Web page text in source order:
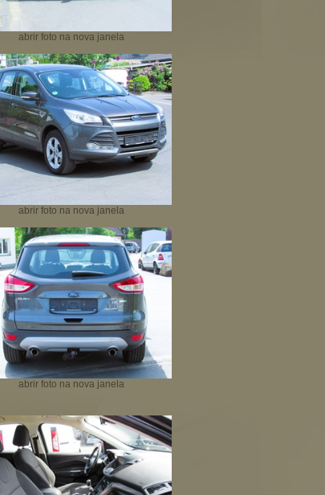
abrir foto na nova janela
abrir foto na nova janela
abrir foto na nova janela